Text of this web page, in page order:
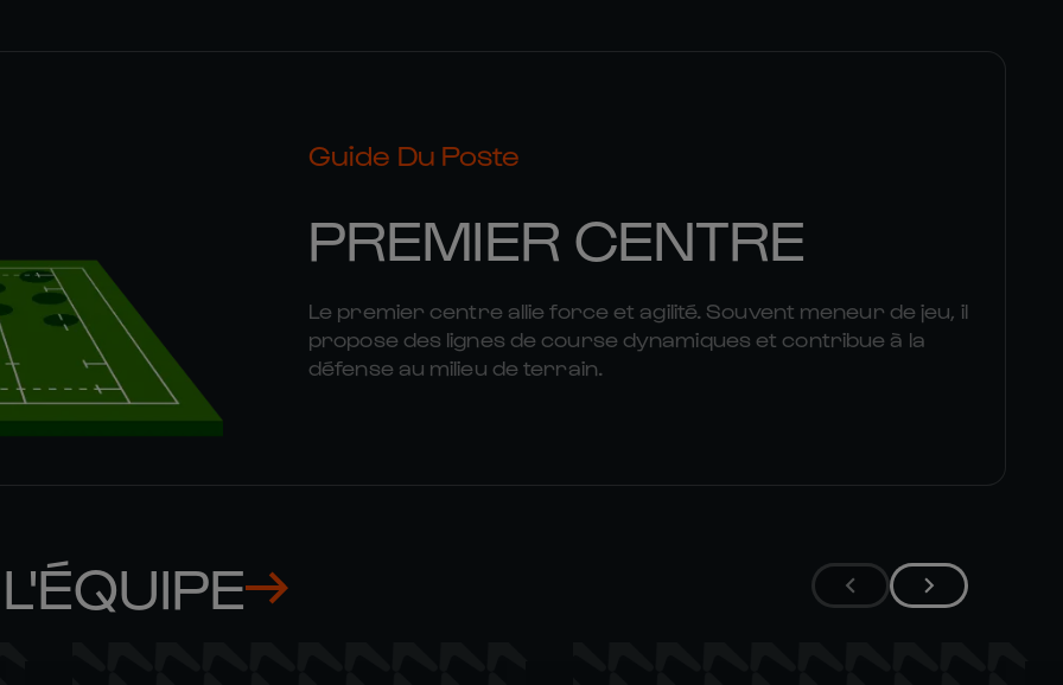
Guide Du Poste
PREMIER CENTRE
Le premier centre allie force et agilité. Souvent meneur de jeu, il
propose des lignes de course dynamiques et contribue à la
défense au milieu de terrain.